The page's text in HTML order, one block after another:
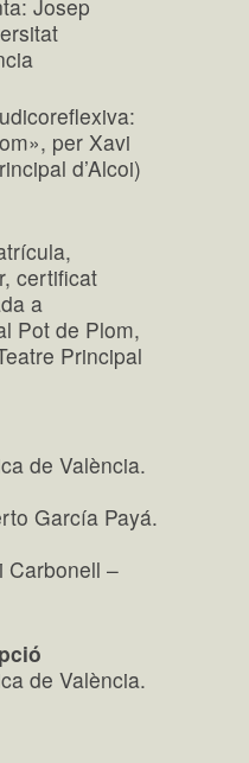
Josep
per Xavi
d’Alcoi)
certificat
a
Pot de Plom,
Principal
de València.
García Payá.
Carbonell –
de València.